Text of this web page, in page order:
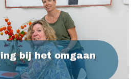
bij het omgaan